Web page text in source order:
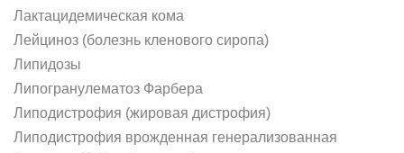
Лактацидемическая кома
Лейциноз (болезнь кленового сиропа)
Липидозы
Липогранулематоз Фарбера
Липодистрофия (жировая дистрофия)
Липодистрофия врожденная генерализованная